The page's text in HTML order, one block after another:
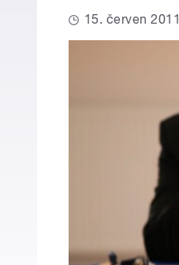
15. červen 2011